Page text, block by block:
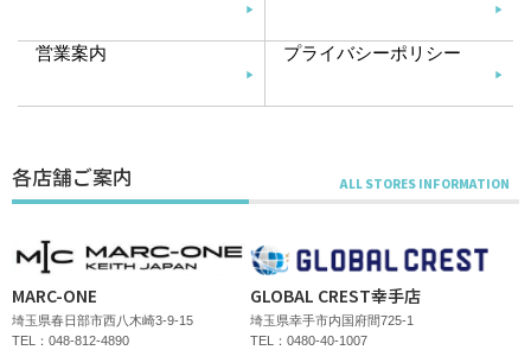
営業案内 プライバシーポリシー
各店舗ご案内
MARC-ONE
埼玉県春日部市西八木崎3-9-15
TEL：048-812-4890
GLOBAL CREST幸手店
埼玉県幸手市内国府間725-1
TEL：0480-40-1007